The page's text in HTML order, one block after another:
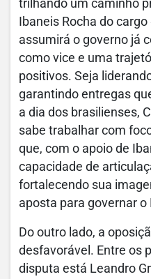
trilhando um caminho
Ibaneis Rocha do
assumirá o governo já
como vice e uma
positivos. Seja
garantindo entregas
a dia dos brasilienses,
sabe trabalhar com
que, com o apoio de
capacidade de
fortalecendo sua
aposta para governar o
Do outro lado, a
desfavorável. Entre os
disputa está Leandro